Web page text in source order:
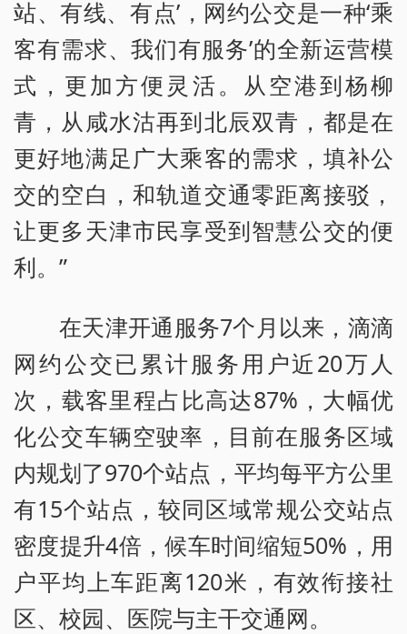
站、有线、有点’，网约公交是一种‘乘
客有需求、我们有服务’的全新运营模
式，更加方便灵活。从空港到杨柳
青，从咸水沽再到北辰双青，都是在
更好地满足广大乘客的需求，填补公
交的空白，和轨道交通零距离接驳，
让更多天津市民享受到智慧公交的便
利。”
在天津开通服务7个月以来，滴滴
网约公交已累计服务用户近20万人
次，载客里程占比高达87%，大幅优
化公交车辆空驶率，目前在服务区域
内规划了970个站点，平均每平方公里
有15个站点，较同区域常规公交站点
密度提升4倍，候车时间缩短50%，用
户平均上车距离120米，有效衔接社
区、校园、医院与主干交通网。